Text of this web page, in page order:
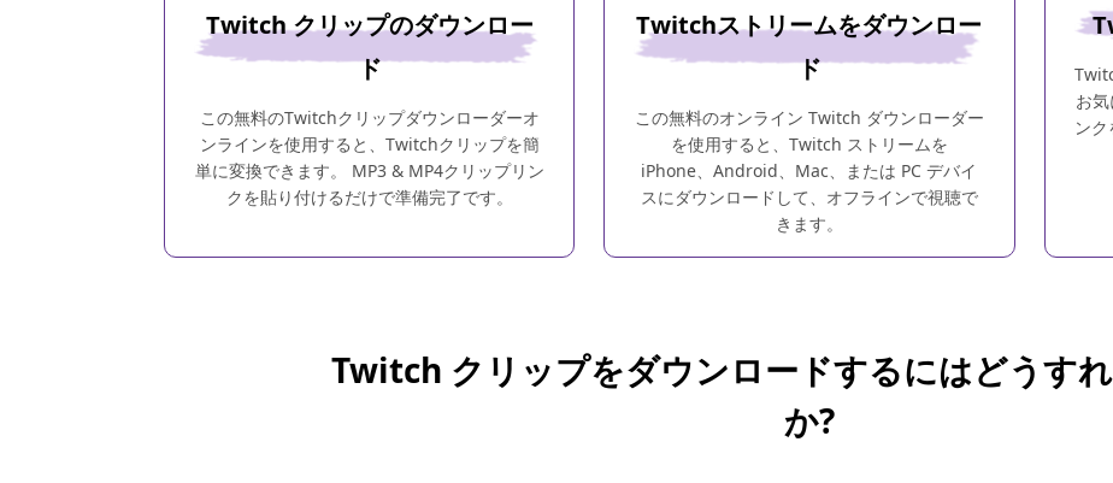
Twitch クリップのダウンロー
ド
この無料のTwitchクリップダウンローダーオ
ンラインを使用すると、Twitchクリップを簡
単に変換できます。 MP3 & MP4クリップリン
クを貼り付けるだけで準備完了です。
Twitchストリームをダウンロー
ド
この無料のオンライン Twitch ダウンローダー
を使用すると、Twitch ストリームを
iPhone、Android、Mac、または PC デバイ
スにダウンロードして、オフラインで視聴で
きます。
お
ン
Twitch クリップをダウンロードするにはどうす
か?